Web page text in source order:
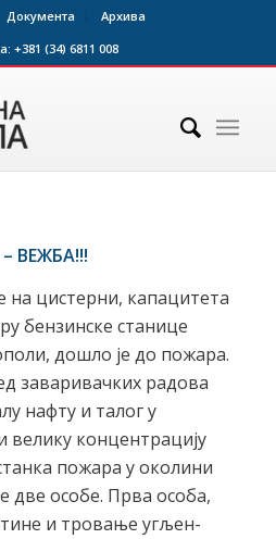
Документа
Архива
+381 (34) 6811 008
ВЕЖБА!!!
цистерни, капацитета
бензинске станице
дошло је до пожара.
заваривачких радова
нафту и талог у
велику концентрацију
пожара у околини
две особе. Прва особа,
и тровање угљен-